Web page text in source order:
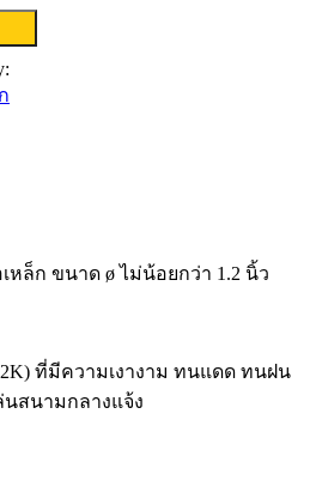
หล็ก ขนาด ø ไม่น้อยกว่า 1.2 นิ้ว
ที่มีความเงางาม ทนแดด ทนฝน
นสนามกลางแจ้ง